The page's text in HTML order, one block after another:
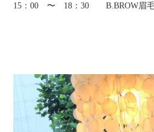
15：00 〜 18：30 B.BROW眉毛